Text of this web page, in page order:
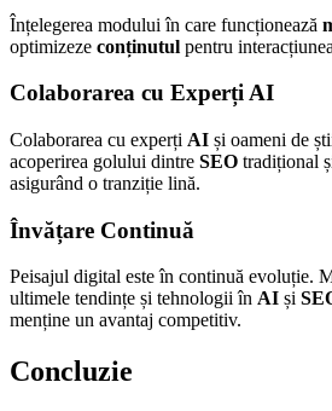
Înțelegerea modului în care funcționează
optimizeze conținutul pentru interacțiunea
Colaborarea cu Experți AI
Colaborarea cu experți AI și oameni de
acoperirea golului dintre SEO tradițional
asigurând o tranziție lină.
Învățare Continuă
Peisajul digital este în continuă evoluție.
ultimele tendințe și tehnologii în AI și
menține un avantaj competitiv.
Concluzie